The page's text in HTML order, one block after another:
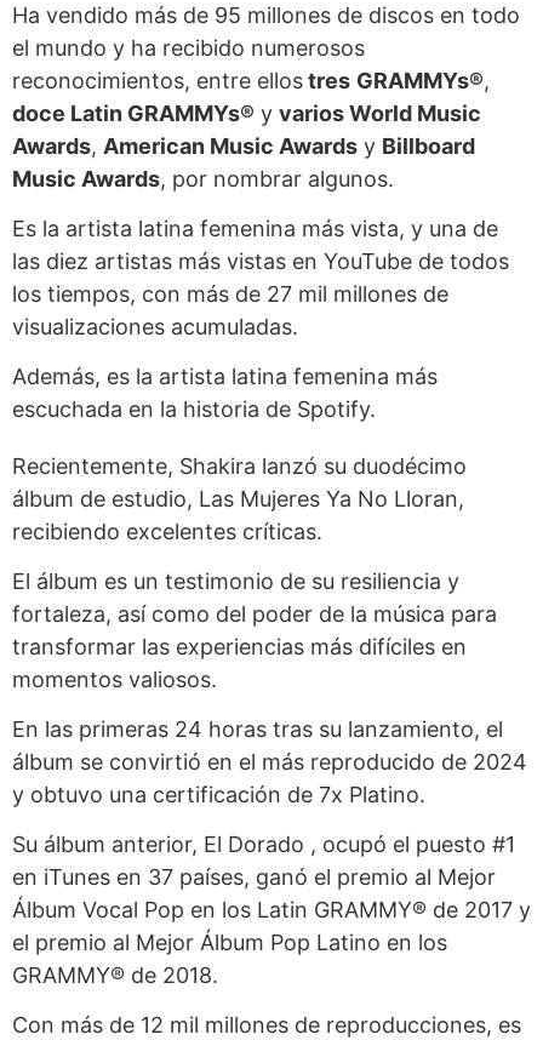
Ha vendido más de 95 millones de discos en todo
el mundo y ha recibido numerosos
reconocimientos, entre ellostres GRAMMYs®,
doce Latin GRAMMYs® y varios World Music
Awards, American Music Awards y Billboard
Music Awards, por nombrar algunos.
Es la artista latina femenina más vista, y una de
las diez artistas más vistas en YouTube de todos
los tiempos, con más de 27 mil millones de
visualizaciones acumuladas.
Además, es la artista latina femenina más
escuchada en la historia de Spotify.
Recientemente, Shakira lanzó su duodécimo
álbum de estudio, Las Mujeres Ya No Lloran,
recibiendo excelentes críticas.
El álbum es un testimonio de su resiliencia y
fortaleza, así como del poder de la música para
transformar las experiencias más difíciles en
momentos valiosos.
En las primeras 24 horas tras su lanzamiento, el
álbum se convirtió en el más reproducido de 2024
y obtuvo una certificación de 7x Platino.
Su álbum anterior, El Dorado , ocupó el puesto #1
en iTunes en 37 países, ganó el premio al Mejor
Álbum Vocal Pop en los Latin GRAMMY® de 2017 y
el premio al Mejor Álbum Pop Latino en los
GRAMMY® de 2018.
Con más de 12 mil millones de reproducciones, es